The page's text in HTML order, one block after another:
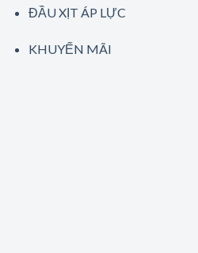
ĐẦU XỊT ÁP LỰC
KHUYẾN MÃI